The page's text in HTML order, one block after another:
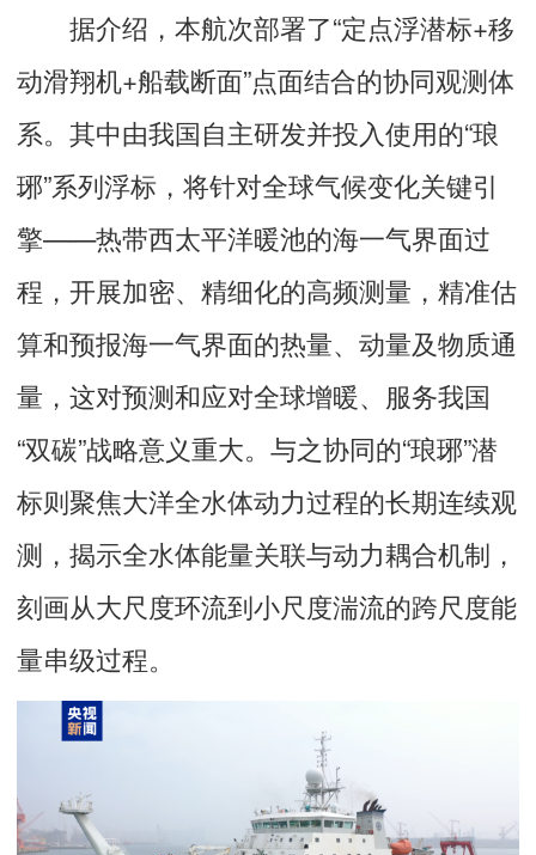
据介绍，本航次部署了“定点浮潜标+移
动滑翔机+船载断面”点面结合的协同观测体
系。其中由我国自主研发并投入使用的“琅
琊”系列浮标，将针对全球气候变化关键引
擎——热带西太平洋暖池的海一气界面过
程，开展加密、精细化的高频测量，精准估
算和预报海一气界面的热量、动量及物质通
量，这对预测和应对全球增暖、服务我国
“双碳”战略意义重大。与之协同的“琅琊”潜
标则聚焦大洋全水体动力过程的长期连续观
测，揭示全水体能量关联与动力耦合机制，
刻画从大尺度环流到小尺度湍流的跨尺度能
量串级过程。